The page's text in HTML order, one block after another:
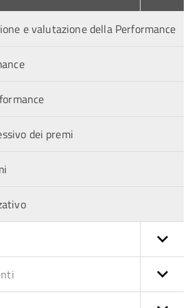
e valutazione della Performance
dei premi